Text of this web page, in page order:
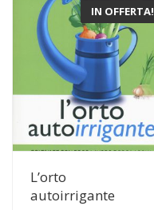
IN OFFERTA!
View Details
L’orto
autoirrigante